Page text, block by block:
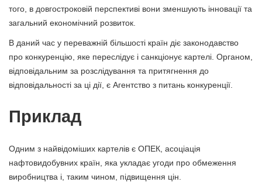
того, в довгостроковій перспективі вони зменшують інновації та
загальний економічний розвиток.
В даний час у переважній більшості країн діє законодавство
про конкуренцію, яке переслідує і санкціонує картелі. Органом,
відповідальним за розслідування та притягнення до
відповідальності за ці дії, є Агентство з питань конкуренції.
Приклад
Одним з найвідоміших картелів є ОПЕК, асоціація
нафтовидобувних країн, яка укладає угоди про обмеження
виробництва і, таким чином, підвищення цін.